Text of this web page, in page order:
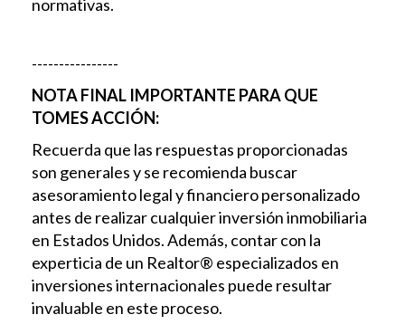
normativas.
----------------
NOTA FINAL IMPORTANTE PARA QUE
TOMES ACCIÓN:
Recuerda que las respuestas proporcionadas
son generales y se recomienda buscar
asesoramiento legal y financiero personalizado
antes de realizar cualquier inversión inmobiliaria
en Estados Unidos. Además, contar con la
experticia de un Realtor® especializados en
inversiones internacionales puede resultar
invaluable en este proceso.